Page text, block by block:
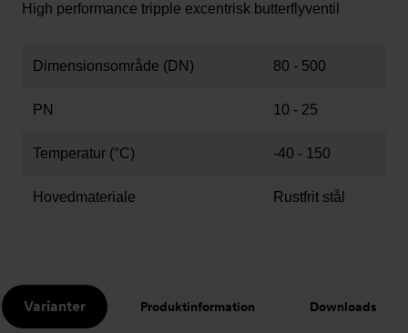
High performance tripple excentrisk butterflyventil
Dimensionsområde (DN) 80 - 500
PN 10 - 25
Temperatur (°C) -40 - 150
Hovedmateriale Rustfrit stål
Varianter Produktinformation Downloads